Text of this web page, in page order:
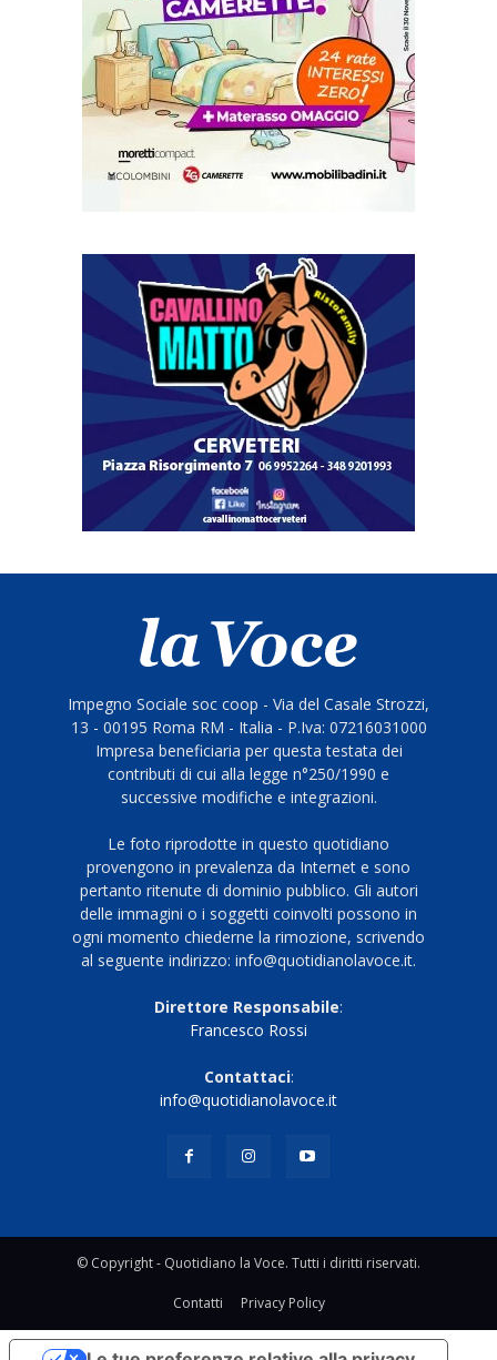
Impegno Sociale soc coop - Via del Casale Strozzi,
13 - 00195 Roma RM - Italia - P.Iva: 07216031000
Impresa beneficiaria per questa testata dei
contributi di cui alla legge n°250/1990 e
successive modifiche e integrazioni.
Le foto riprodotte in questo quotidiano
provengono in prevalenza da Internet e sono
pertanto ritenute di dominio pubblico. Gli autori
delle immagini o i soggetti coinvolti possono in
ogni momento chiederne la rimozione, scrivendo
al seguente indirizzo: info@quotidianolavoce.it.
Direttore Responsabile:
Francesco Rossi
Contattaci:
info@quotidianolavoce.it
© Copyright - Quotidiano la Voce. Tutti i diritti riservati.
Contatti Privacy Policy